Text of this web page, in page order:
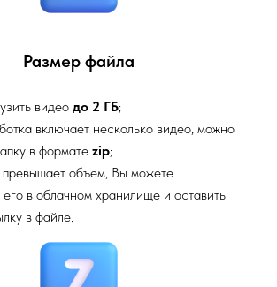
Размер файла
видео до 2 ГБ;
включает несколько видео, можно
в формате zip;
объем, Вы можете
его в облачном хранилище и оставить
в файле.